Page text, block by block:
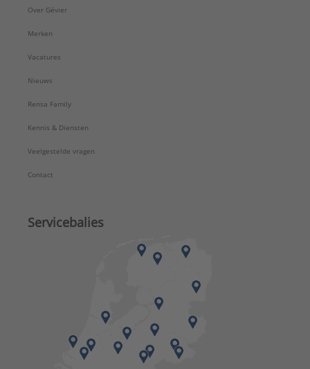
Over Gévier
Merken
Vacatures
Nieuws
Rensa Family
Kennis & Diensten
Veelgestelde vragen
Contact
Servicebalies